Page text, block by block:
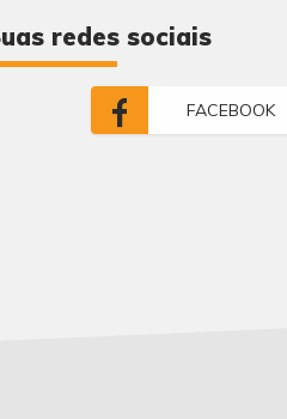
redes sociais
FACEBOOK